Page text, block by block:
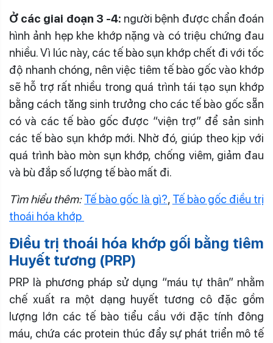
Ở các giai đoạn 3 -4: người bệnh được chẩn đoán
hình ảnh hẹp khe khớp nặng và có triệu chứng đau
nhiều. Vì lúc này, các tế bào sụn khớp chết đi với tốc
độ nhanh chóng, nên việc tiêm tế bào gốc vào khớp
sẽ hỗ trợ rất nhiều trong quá trình tái tạo sụn khớp
bằng cách tăng sinh trưởng cho các tế bào gốc sẵn
có và các tế bào gốc được “viện trợ” để sản sinh
các tế bào sụn khớp mới. Nhờ đó, giúp theo kịp với
quá trình bào mòn sụn khớp, chống viêm, giảm đau
và bù đắp số lượng tế bào mất đi.
Tìm hiểu thêm: Tế bào gốc là gì?, Tế bào gốc điều trị
thoái hóa khớp
Điều trị thoái hóa khớp gối bằng tiêm
Huyết tương (PRP)
PRP là phương pháp sử dụng “máu tự thân” nhằm
chế xuất ra một dạng huyết tương cô đặc gồm
lượng lớn các tế bào tiểu cầu với đặc tính đông
máu, chứa các protein thúc đẩy sự phát triển mô tế